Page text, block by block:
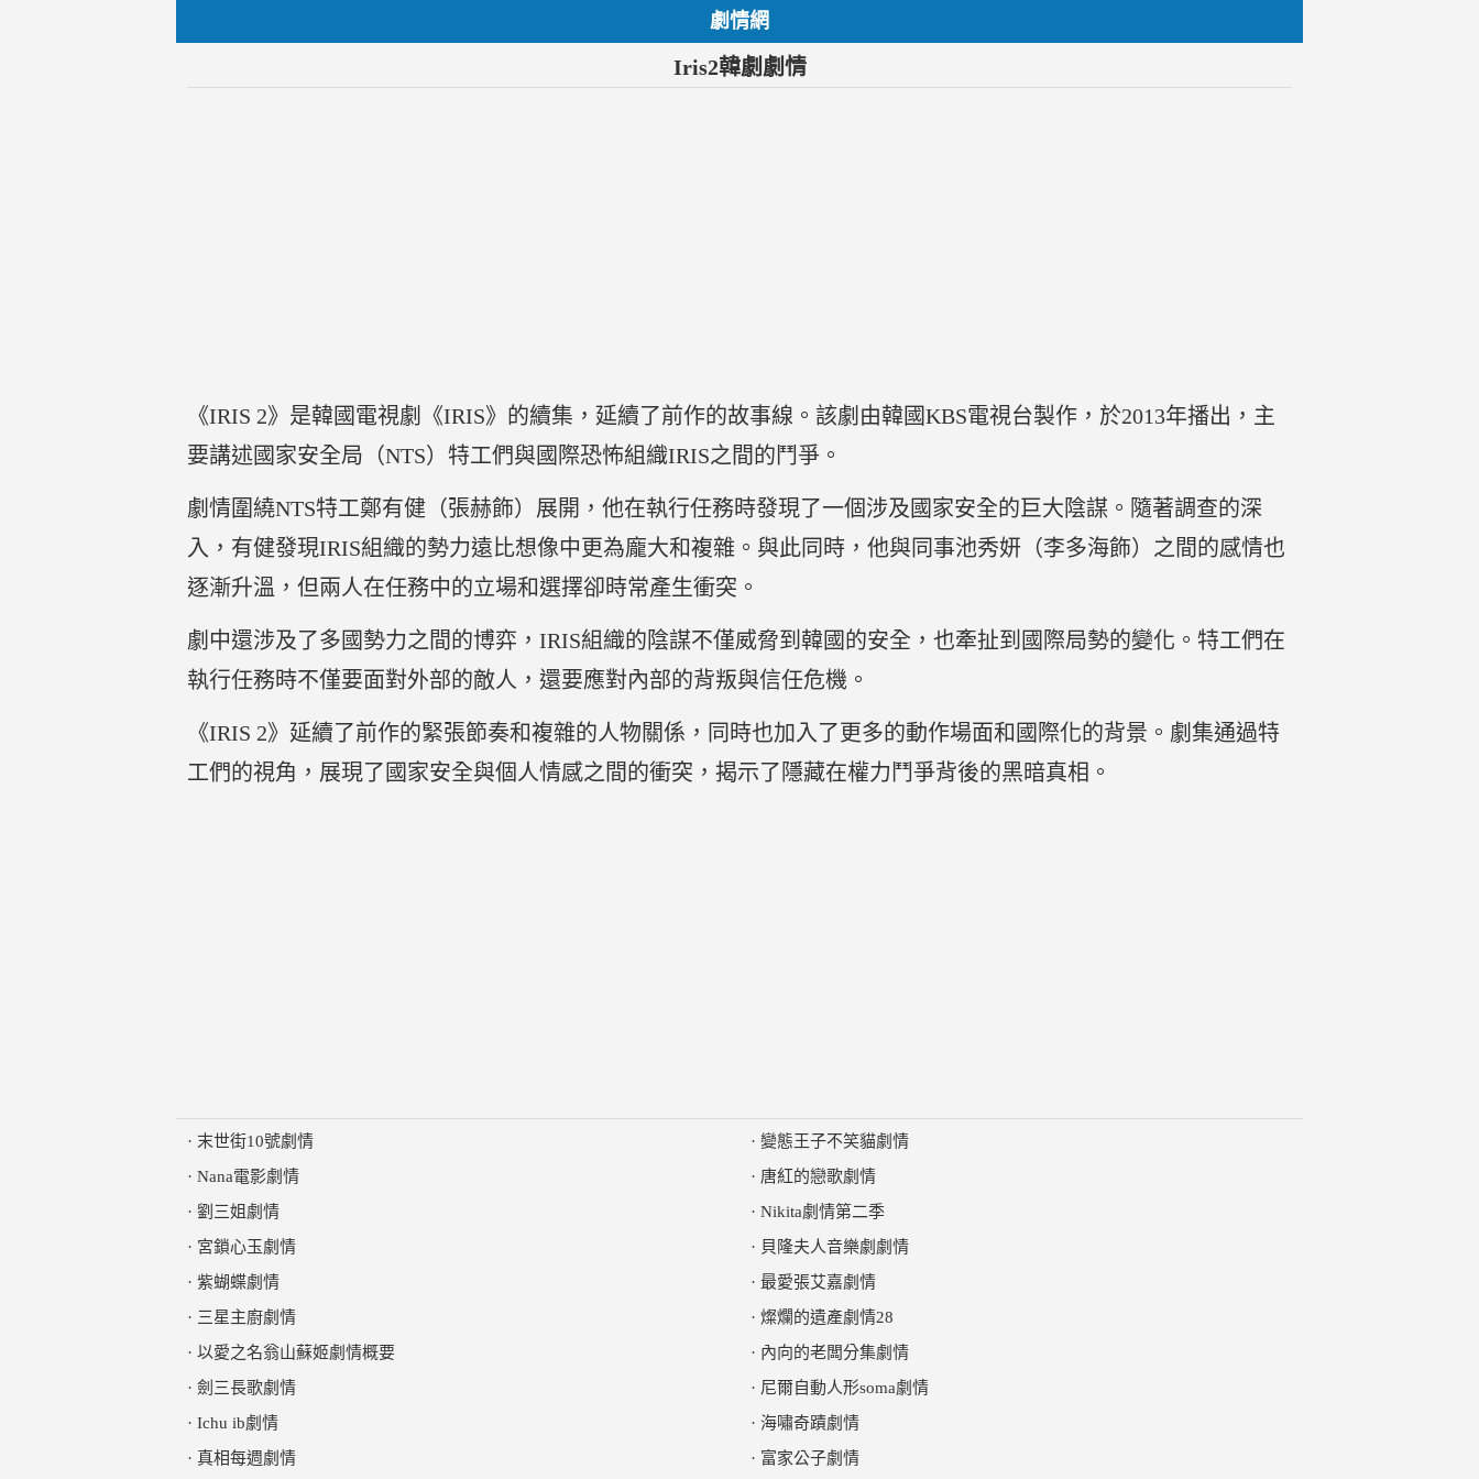
劇情網
Iris2韓劇劇情
《IRIS 2》是韓國電視劇《IRIS》的續集，延續了前作的故事線。該劇由韓國KBS電視台製作，於2013年播出，主
要講述國家安全局（NTS）特工們與國際恐怖組織IRIS之間的鬥爭。
劇情圍繞NTS特工鄭有健（張赫飾）展開，他在執行任務時發現了一個涉及國家安全的巨大陰謀。隨著調查的深
入，有健發現IRIS組織的勢力遠比想像中更為龐大和複雜。與此同時，他與同事池秀妍（李多海飾）之間的感情也
逐漸升溫，但兩人在任務中的立場和選擇卻時常產生衝突。
劇中還涉及了多國勢力之間的博弈，IRIS組織的陰謀不僅威脅到韓國的安全，也牽扯到國際局勢的變化。特工們在
執行任務時不僅要面對外部的敵人，還要應對內部的背叛與信任危機。
《IRIS 2》延續了前作的緊張節奏和複雜的人物關係，同時也加入了更多的動作場面和國際化的背景。劇集通過特
工們的視角，展現了國家安全與個人情感之間的衝突，揭示了隱藏在權力鬥爭背後的黑暗真相。
· 末世街10號劇情
· Nana電影劇情
· 劉三姐劇情
· 宮鎖心玉劇情
· 紫蝴蝶劇情
· 三星主廚劇情
· 以愛之名翁山蘇姬劇情概要
· 劍三長歌劇情
· Ichu ib劇情
· 真相每週劇情
· 變態王子不笑貓劇情
· 唐紅的戀歌劇情
· Nikita劇情第二季
· 貝隆夫人音樂劇劇情
· 最愛張艾嘉劇情
· 燦爛的遺產劇情28
· 內向的老闆分集劇情
· 尼爾自動人形soma劇情
· 海嘯奇蹟劇情
· 富家公子劇情